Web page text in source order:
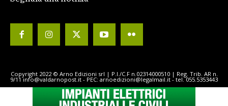
Copyright 2022 © Arno Edizioni srl | P.I./C.F n.02314000510 | Reg. Trib. AR n.
9/11 info@valdarnopost.it - PEC: arnoedizioni@legalmail.it - tel. 055.5353443